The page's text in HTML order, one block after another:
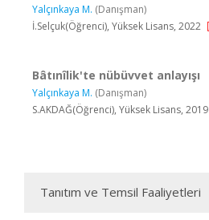
Yalçınkaya M. (Danışman)
İ.Selçuk(Öğrenci), Yüksek Lisans, 2022
Bâtınîlik'te nübüvvet anlayışı
Yalçınkaya M. (Danışman)
S.AKDAĞ(Öğrenci), Yüksek Lisans, 2019
Tanıtım ve Temsil Faaliyetleri